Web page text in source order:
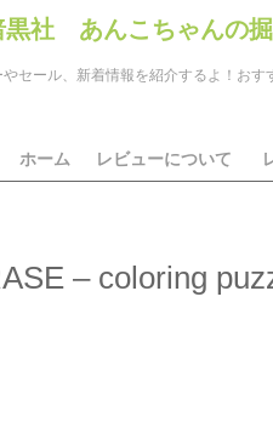
黒社 あんこちゃんの
セール、新着情報を紹介するよ！お
ホーム レビューについて
– coloring